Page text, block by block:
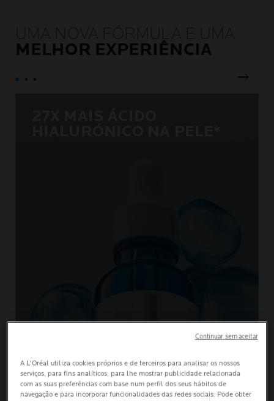
UMA NOVA FÓRMULA E UMA
MELHOR EXPERIÊNCIA
next
A L'Oréal utiliza cookies próprios e de terceiros para analisar os nossos
serviços, para fins analíticos, para lhe mostrar publicidade relacionada
com as suas preferências com base num perfil dos seus hábitos de
navegação e para incorporar funcionalidades das redes sociais. Pode obter
Continuar sem aceitar